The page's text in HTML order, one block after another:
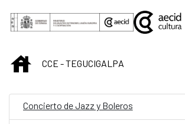
Saltar al contenido principal
INICIOCCE - TEGUCIGALPA
Concierto de Jazz y Boleros